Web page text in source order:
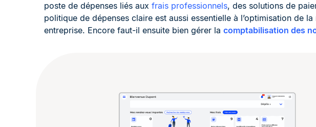
poste de dépenses liés aux frais professionnels, des solutions de
politique de dépenses claire est aussi essentielle à l’optimisation de
entreprise. Encore faut-il ensuite bien gérer la comptabilisation des